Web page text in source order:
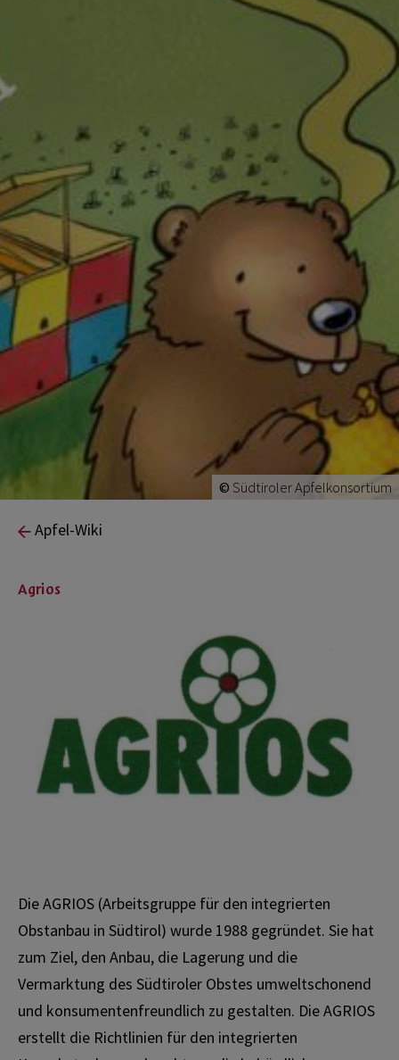
© Südtiroler Apfelkonsortium
Apfel-Wiki
Agrios
Die AGRIOS (Arbeitsgruppe für den integrierten
Obstanbau in Südtirol) wurde 1988 gegründet. Sie hat
zum Ziel, den Anbau, die Lagerung und die
Vermarktung des Südtiroler Obstes umweltschonend
und konsumentenfreundlich zu gestalten. Die AGRIOS
erstellt die Richtlinien für den integrierten